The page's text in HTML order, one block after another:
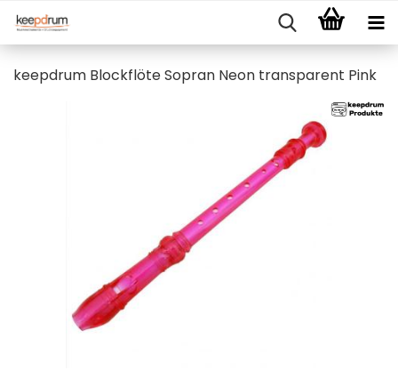
keepdrum Blockflöte Sopran Neon transparent Pink